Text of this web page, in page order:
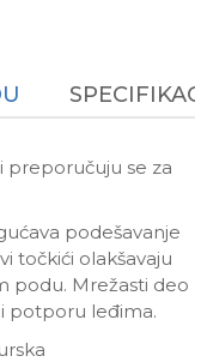
preporučuju se za
podešavanje
točkići olakšavaju
podu. Mrežasti deo
potporu leđima.